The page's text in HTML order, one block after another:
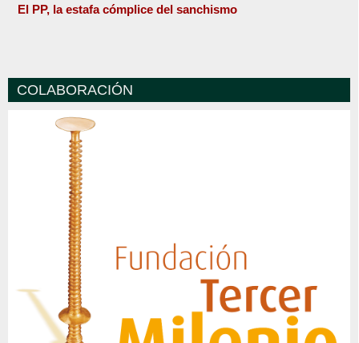
El PP, la estafa cómplice del sanchismo
COLABORACIÓN